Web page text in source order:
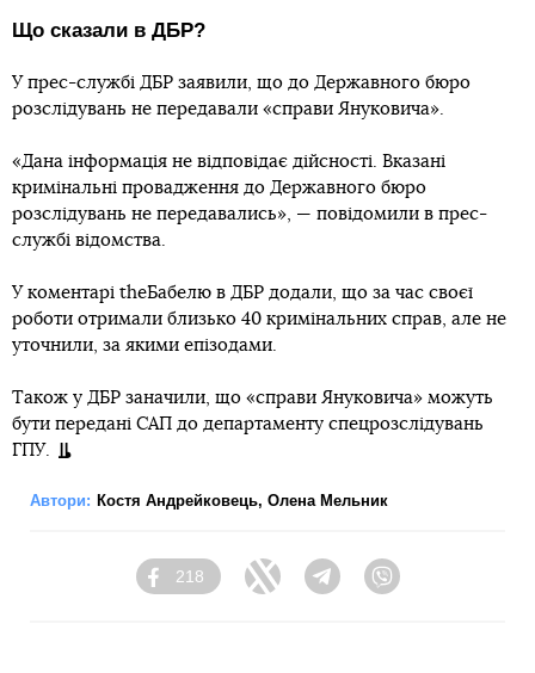
Що сказали в ДБР?
У прес-службі ДБР заявили, що до Державного бюро
розслідувань не передавали «справи Януковича».
«Дана інформація не відповідає дійсності. Вказані
кримінальні провадження до Державного бюро
розслідувань не передавались», — повідомили в прес-
службі відомства.
У коментарі theБабелю в ДБР додали, що за час своєї
роботи отримали близько 40 кримінальних справ, але не
уточнили, за якими епізодами.
Також у ДБР заначили, що «справи Януковича» можуть
бути передані САП до департаменту спецрозслідувань
ГПУ.
Автори: Костя Андрейковець, Олена Мельник
Facebook
218
Twitter Telegram